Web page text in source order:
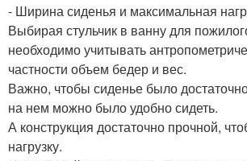
- Ширина сиденья и максимальная
Выбирая стульчик в ванну для
необходимо учитывать
частности объем бедер и вес.
Важно, чтобы сиденье было
на нем можно было удобно сидеть.
А конструкция достаточно прочной,
нагрузку.